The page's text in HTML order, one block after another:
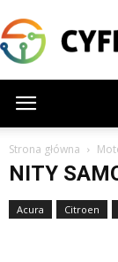
Strona główna
NITY
Acura Citroen